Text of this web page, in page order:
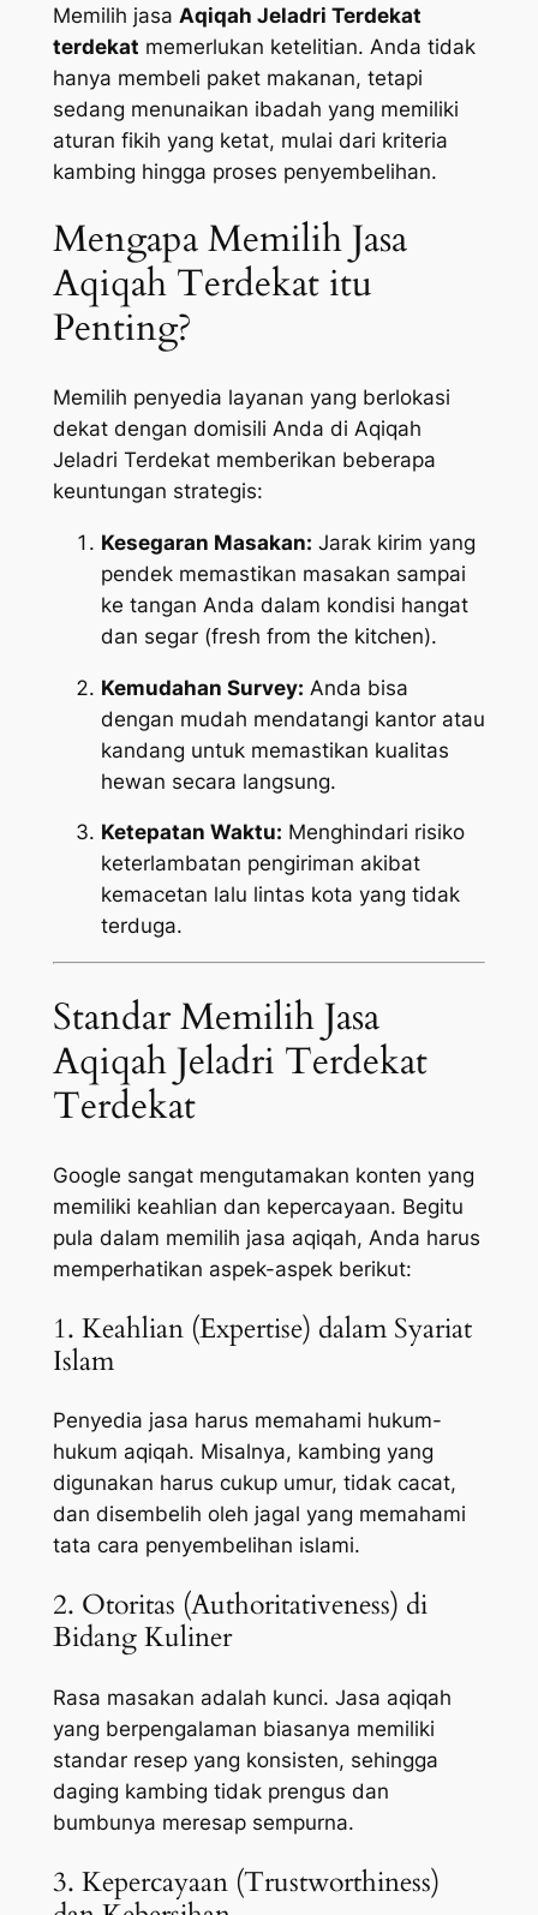
Memilih jasa Aqiqah Jeladri Terdekat
terdekat memerlukan ketelitian. Anda tidak
hanya membeli paket makanan, tetapi
sedang menunaikan ibadah yang memiliki
aturan fikih yang ketat, mulai dari kriteria
kambing hingga proses penyembelihan.
Mengapa Memilih Jasa
Aqiqah Terdekat itu
Penting?
Memilih penyedia layanan yang berlokasi
dekat dengan domisili Anda di Aqiqah
Jeladri Terdekat memberikan beberapa
keuntungan strategis:
Kesegaran Masakan: Jarak kirim yang
pendek memastikan masakan sampai
ke tangan Anda dalam kondisi hangat
dan segar (fresh from the kitchen).
Kemudahan Survey: Anda bisa
dengan mudah mendatangi kantor atau
kandang untuk memastikan kualitas
hewan secara langsung.
Ketepatan Waktu: Menghindari risiko
keterlambatan pengiriman akibat
kemacetan lalu lintas kota yang tidak
terduga.
Standar Memilih Jasa
Aqiqah Jeladri Terdekat
Terdekat
Google sangat mengutamakan konten yang
memiliki keahlian dan kepercayaan. Begitu
pula dalam memilih jasa aqiqah, Anda harus
memperhatikan aspek-aspek berikut:
1. Keahlian (Expertise) dalam Syariat
Islam
Penyedia jasa harus memahami hukum-
hukum aqiqah. Misalnya, kambing yang
digunakan harus cukup umur, tidak cacat,
dan disembelih oleh jagal yang memahami
tata cara penyembelihan islami.
2. Otoritas (Authoritativeness) di
Bidang Kuliner
Rasa masakan adalah kunci. Jasa aqiqah
yang berpengalaman biasanya memiliki
standar resep yang konsisten, sehingga
daging kambing tidak prengus dan
bumbunya meresap sempurna.
3. Kepercayaan (Trustworthiness)